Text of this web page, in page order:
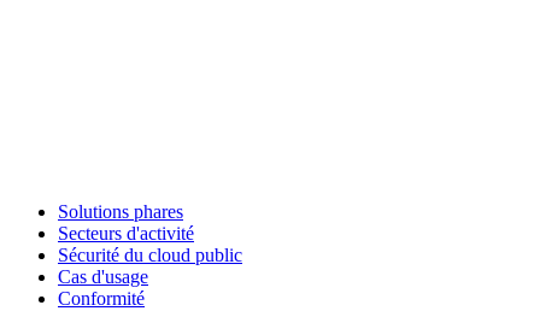
Solutions phares
Secteurs d'activité
Sécurité du cloud public
Cas d'usage
Conformité